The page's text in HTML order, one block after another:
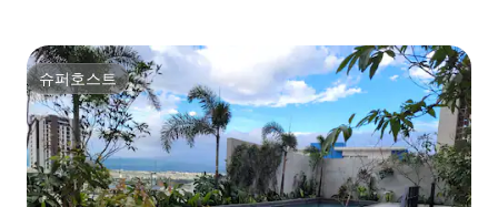
슈퍼호스트
슈퍼호스트